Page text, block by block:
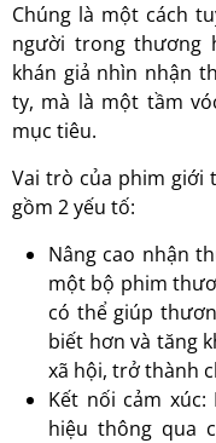
Chúng là một cách
người trong thương
khán giả nhìn nhận
ty, mà là một tầm
mục tiêu.
Vai trò của phim giới
gồm 2 yếu tố:
Nâng cao nhận
một bộ phim
có thể giúp
biết hơn và tăng
xã hội, trở thành
Kết nối cảm xúc:
hiệu thông qua